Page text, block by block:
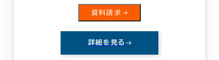
資料請求
詳細を見る